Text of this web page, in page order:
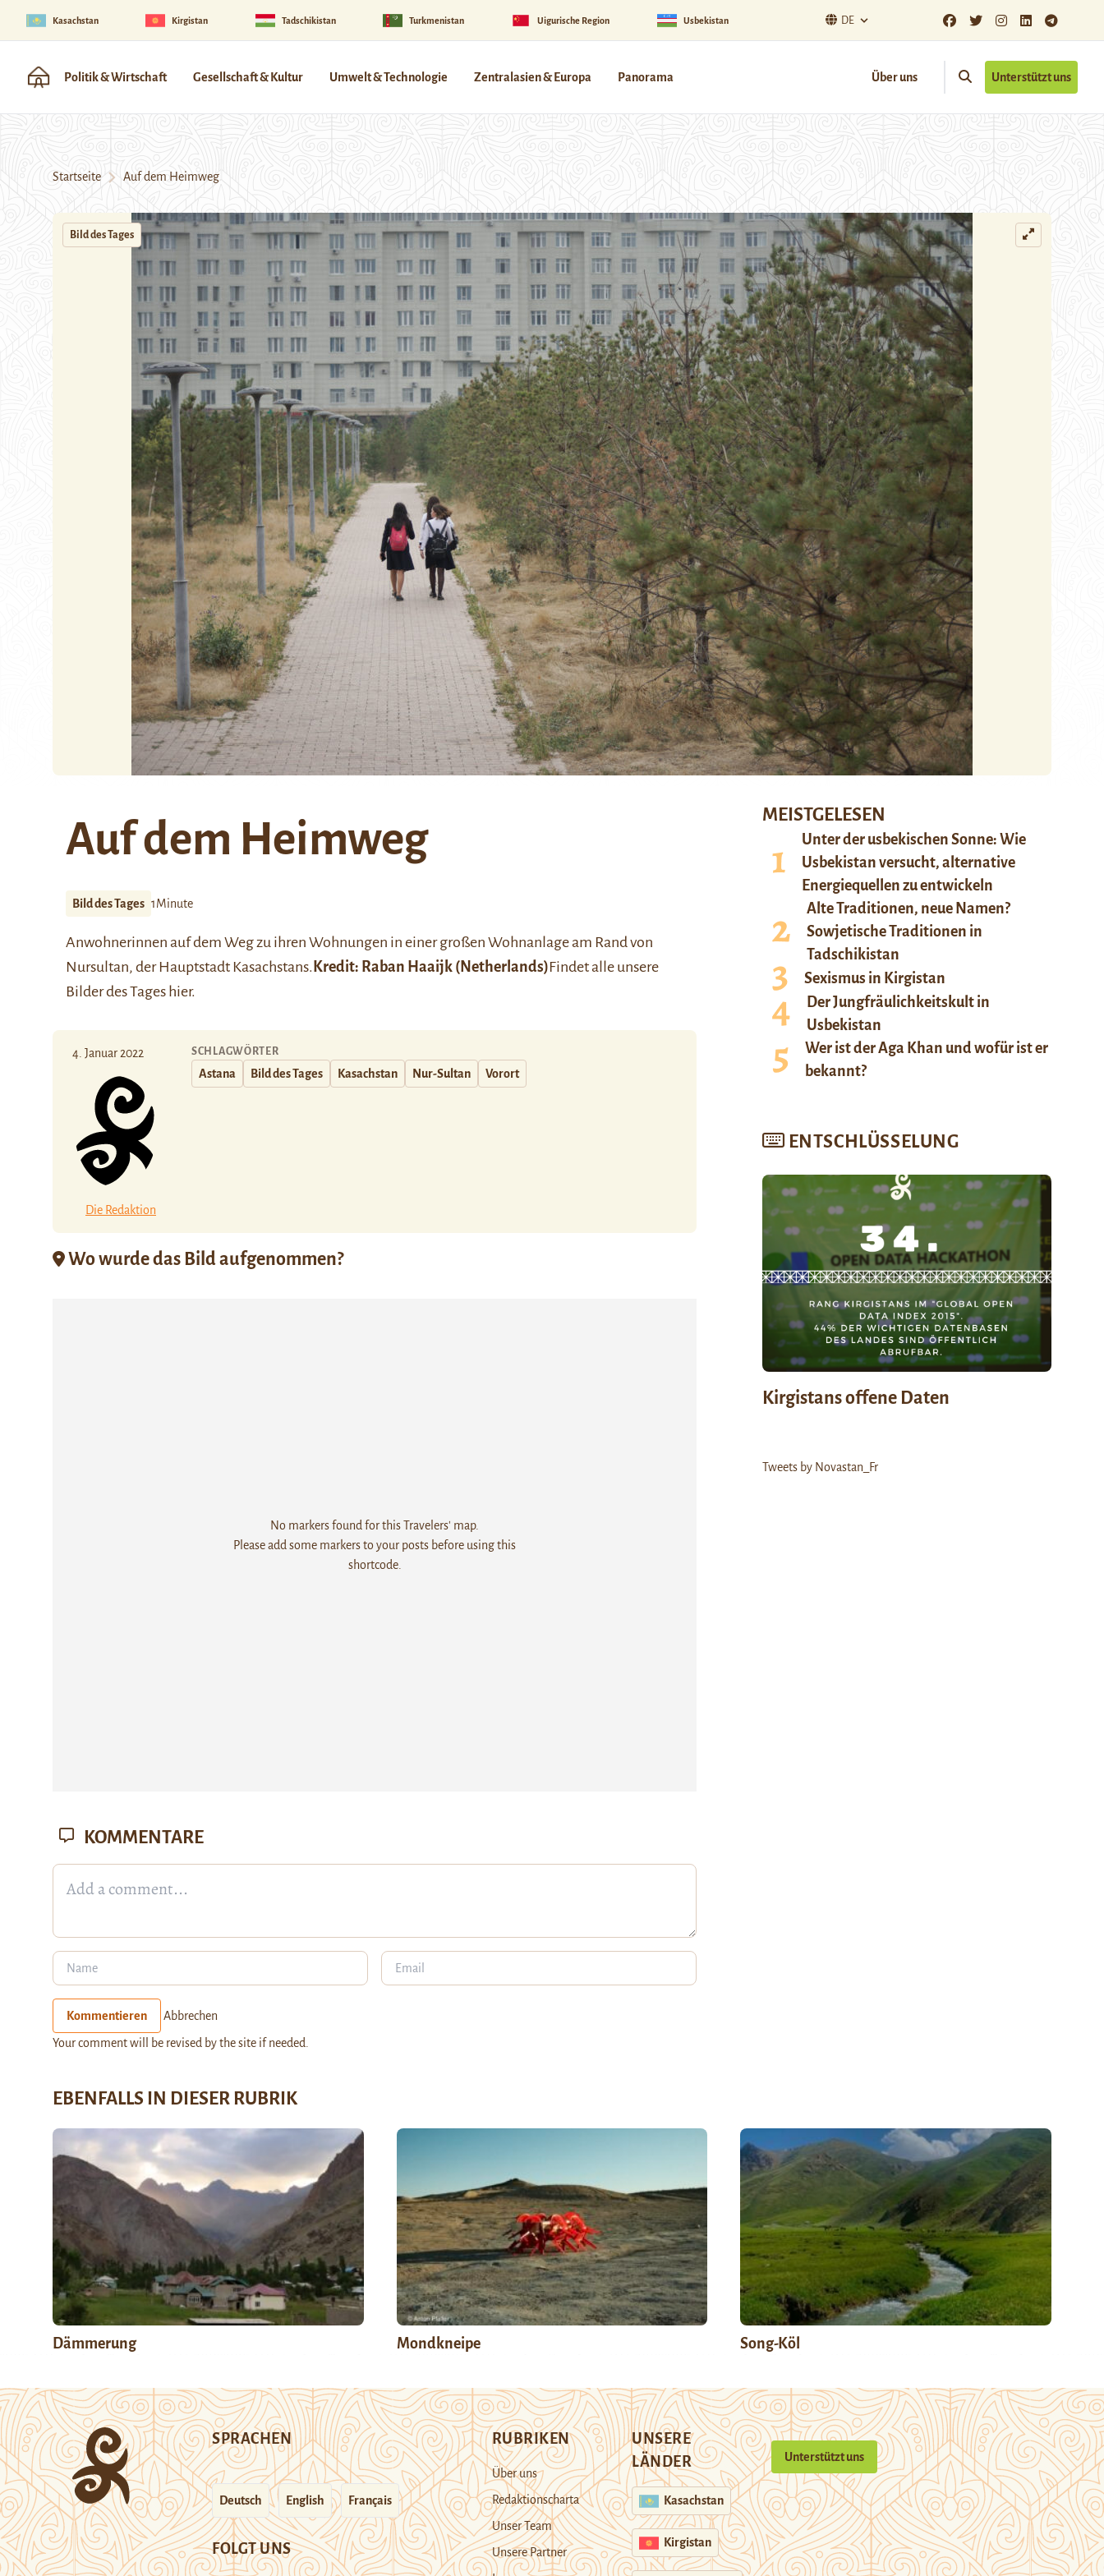
Kasachstan Kirgistan Tadschikistan Turkmenistan Uigurische Region Usbekistan DE
Politik & Wirtschaft Gesellschaft & Kultur Umwelt & Technologie Zentralasien & Europa Panorama Über uns Unterstützt uns
Startseite Auf dem Heimweg
Bild des Tages
Auf dem Heimweg
Bild des Tages 1Minute
Anwohnerinnen auf dem Weg zu ihren Wohnungen in einer großen Wohnanlage am Rand von
Nursultan, der Hauptstadt Kasachstans.Kredit: Raban Haaijk (Netherlands)Findet alle unsere
Bilder des Tages hier.
4. Januar 2022
Die Redaktion
SCHLAGWÖRTER
Astana Bild des Tages Kasachstan Nur-Sultan Vorort
Wo wurde das Bild aufgenommen?
No markers found for this Travelers' map.
Please add some markers to your posts before using this
shortcode.
MEISTGELESEN
Unter der usbekischen Sonne: Wie
Usbekistan versucht, alternative
Energiequellen zu entwickeln
Alte Traditionen, neue Namen?
Sowjetische Traditionen in
Tadschikistan
Sexismus in Kirgistan
Der Jungfräulichkeitskult in
Usbekistan
Wer ist der Aga Khan und wofür ist er
bekannt?
ENTSCHLÜSSELUNG
Kirgistans offene Daten
Tweets by Novastan_Fr
KOMMENTARE
Kommentieren Abbrechen
Your comment will be revised by the site if needed.
EBENFALLS IN DIESER RUBRIK
Dämmerung Mondkneipe Song-Köl
SPRACHEN
Deutsch English Français
FOLGT UNS
RUBRIKEN
Über uns
Redaktionscharta
Unser Team
Unsere Partner
UNSERE
LÄNDER
Kasachstan
Kirgistan
Unterstützt uns